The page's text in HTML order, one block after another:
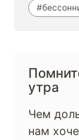
утра
Чем
нам